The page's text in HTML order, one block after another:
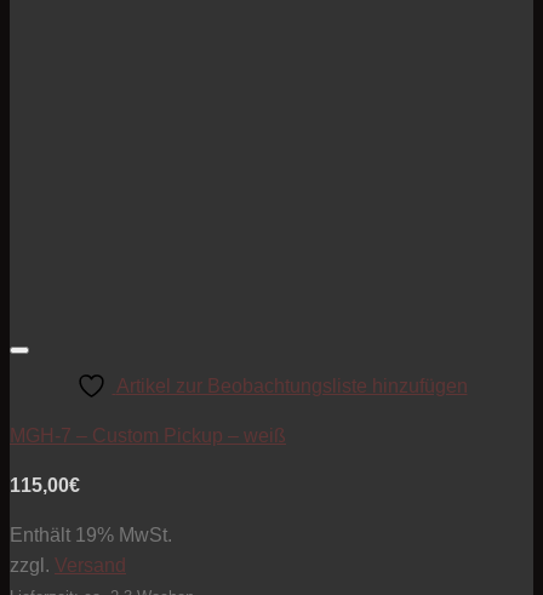
Artikel zur Beobachtungsliste hinzufügen
MGH-7 – Custom Pickup – weiß
115,00€
Enthält 19% MwSt.
zzgl. Versand